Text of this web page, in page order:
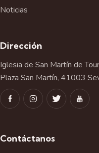
Noticias
Dirección
Iglesia de San Martín de
Plaza San Martín, 41003
Contáctanos